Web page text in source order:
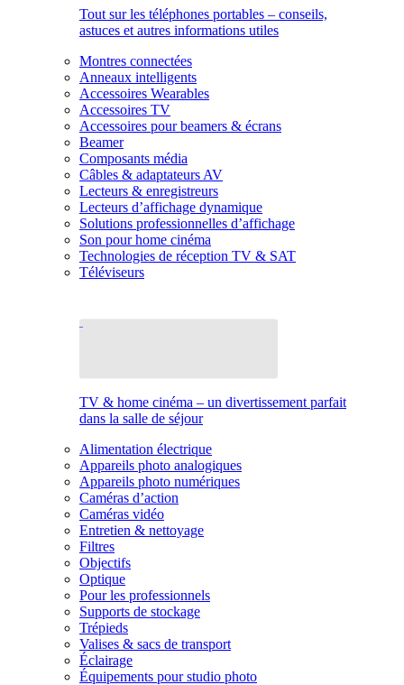
Tout sur les téléphones portables – conseils,
astuces et autres informations utiles
Montres connectées
Anneaux intelligents
Accessoires Wearables
Accessoires TV
Accessoires pour beamers & écrans
Beamer
Composants média
Câbles & adaptateurs AV
Lecteurs & enregistreurs
Lecteurs d’affichage dynamique
Solutions professionnelles d’affichage
Son pour home cinéma
Technologies de réception TV & SAT
Téléviseurs
TV & home cinéma – un divertissement parfait
dans la salle de séjour
Alimentation électrique
Appareils photo analogiques
Appareils photo numériques
Caméras d’action
Caméras vidéo
Entretien & nettoyage
Filtres
Objectifs
Optique
Pour les professionnels
Supports de stockage
Trépieds
Valises & sacs de transport
Éclairage
Équipements pour studio photo